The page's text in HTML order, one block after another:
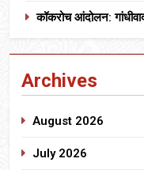
कॉकरोच आंदोलन:
Archives
August 2026
July 2026